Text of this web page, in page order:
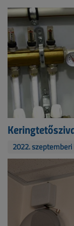
2022.